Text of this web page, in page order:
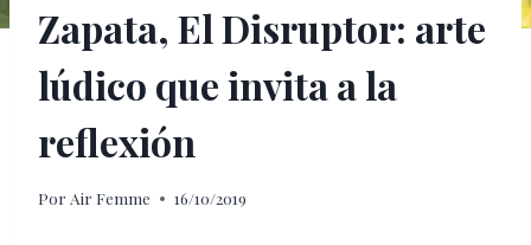
Zapata, El Disruptor: arte
lúdico que invita a la
reflexión
Por Air Femme 16/10/2019